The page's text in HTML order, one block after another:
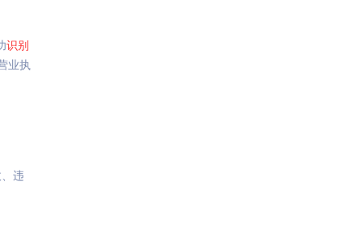
识别
业执
违